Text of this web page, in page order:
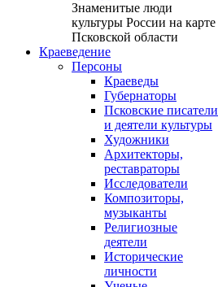
Знаменитые люди
культуры России на карте
Псковской области
Краеведение
Персоны
Краеведы
Губернаторы
Псковские писатели
и деятели культуры
Художники
Архитекторы,
реставраторы
Исследователи
Композиторы,
музыканты
Религиозные
деятели
Исторические
личности